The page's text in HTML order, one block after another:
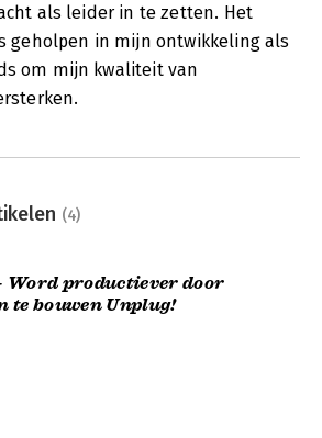
als leider in te zetten. Het
geholpen in mijn ontwikkeling als
om mijn kwaliteit van
(4)
Word productiever door
te bouwen Unplug!